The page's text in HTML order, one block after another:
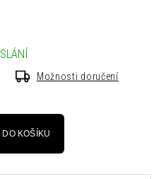
Možnosti doručení
DO KOŠÍKU